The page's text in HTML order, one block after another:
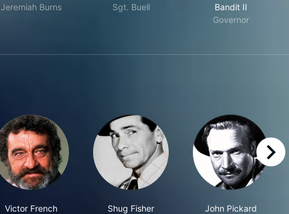
Jeremiah Burns
Sgt. Buell
Bandit II
Governor
Victor French Shug Fisher John Pickard
right